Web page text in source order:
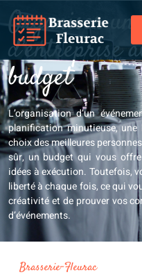
Organiser un
d’entreprise
budget
L’organisation d’un
planification minutieuse,
choix des meilleures
sûr, un budget qui vous
idées à exécution. Toutefois,
liberté à chaque fois, ce qui
créativité et de prouver vos
d’événements.
Brasserie-Fleurac